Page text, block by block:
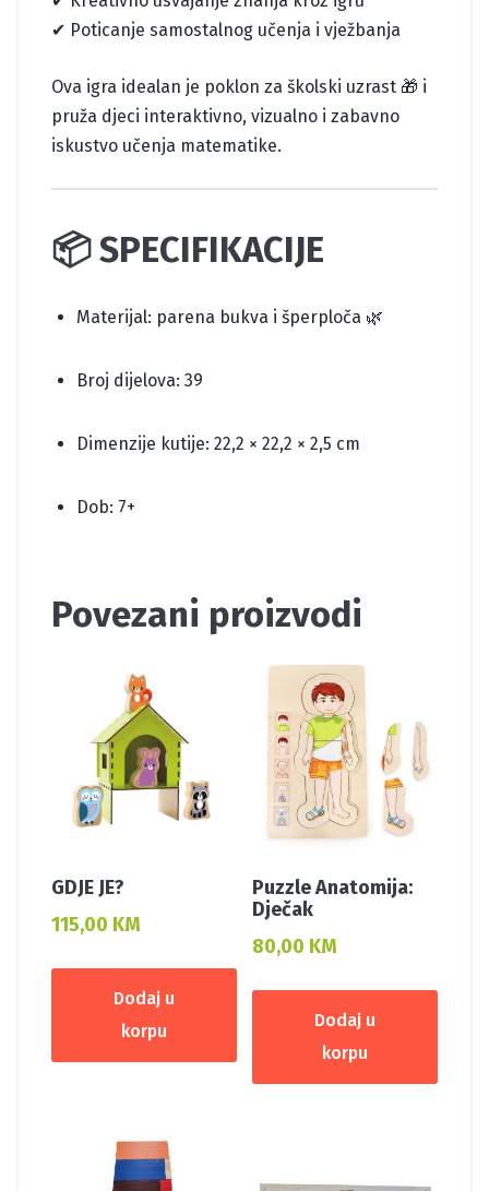
✔ Poticanje samostalnog učenja i vježbanja
Ova igra idealan je poklon za školski uzrast 🎁 i
pruža djeci interaktivno, vizualno i zabavno
iskustvo učenja matematike.
📦 SPECIFIKACIJE
Materijal: parena bukva i šperploča 🌿
Broj dijelova: 39
Dimenzije kutije: 22,2 × 22,2 × 2,5 cm
Dob: 7+
Povezani proizvodi
GDJE JE?
115,00 KM
Dodaj u
korpu
Puzzle Anatomija:
Dječak
80,00 KM
Dodaj u
korpu